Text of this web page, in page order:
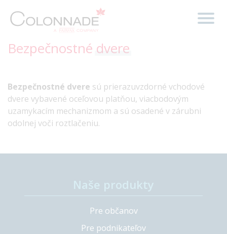
Bezpečnostné dvere
Bezpečnostné dvere sú prierazuvzdorné vchodové
dvere vybavené oceľovou platňou, viacbodovým
uzamykacím mechanizmom a sú osadené v zárubni
odolnej voči roztlačeniu.
Pre občanov
Pre podnikateľov